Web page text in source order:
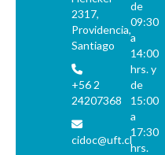
2317,
Providencia,
Santiago
+56 2
24207368
cidoc@uft.cl
de
09:30
a
14:00
hrs. y
de
15:00
a
17:30
hrs.